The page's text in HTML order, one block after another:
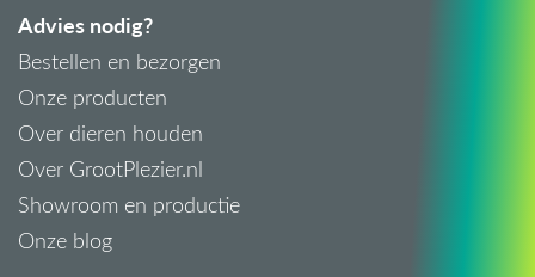
Advies nodig?
Bestellen en bezorgen
Onze producten
Over dieren houden
Over GrootPlezier.nl
Showroom en productie
Onze blog